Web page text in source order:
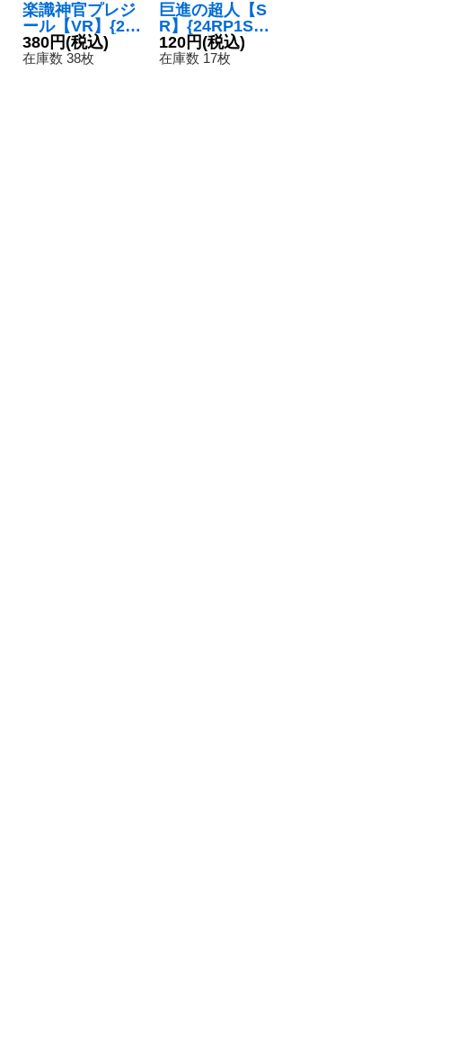
楽識神官プレジ
ール【VR】{24
RP18/75}《多》
380円(税込)
在庫数 38枚
巨進の超人【S
R】{24RP1S10/
S10}《自然》
120円(税込)
在庫数 17枚